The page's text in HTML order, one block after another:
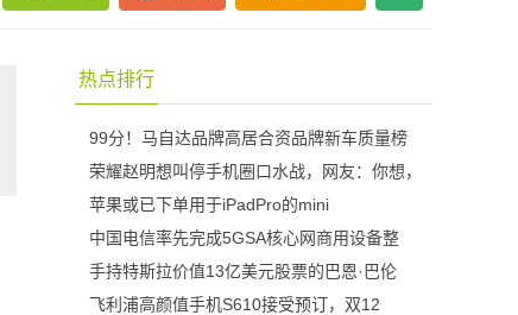
热点排行
99分！马自达品牌高居合资品牌新车质量榜
荣耀赵明想叫停手机圈口水战，网友：你想，
苹果或已下单用于iPadPro的mini
中国电信率先完成5GSA核心网商用设备整
手持特斯拉价值13亿美元股票的巴恩·巴伦
飞利浦高颜值手机S610接受预订，双12